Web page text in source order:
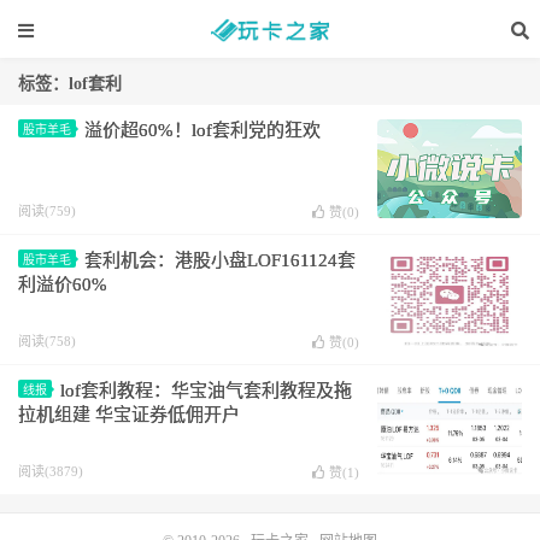
标签：lof套利
股市羊毛 溢价超60%！lof套利党的狂欢
阅读(759) 赞(0)
股市羊毛
套利机会：港股小盘LOF161124套
利溢价60%
阅读(758) 赞(0)
线报
lof套利教程：华宝油气套利教程及拖
拉机组建 华宝证券低佣开户
阅读(3879) 赞(1 )